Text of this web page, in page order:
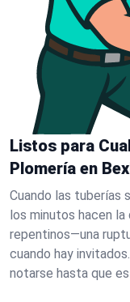
Listos para
Plomería en
Cuando las tuberías
los minutos hacen
repentinos—una
cuando hay
notarse hasta que